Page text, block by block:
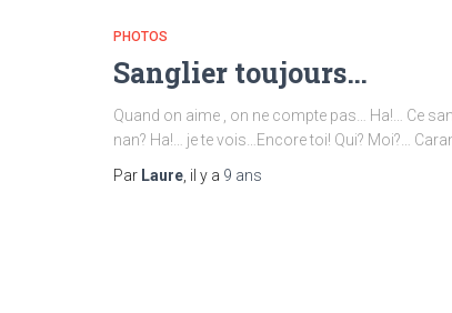
PHOTOS
Sanglier toujours…
Quand on aime , on ne compte pas… Ha!… Ce
nan? Ha!… je te vois…Encore toi! Qui? Moi?…
Par Laure , il y a 9 ans